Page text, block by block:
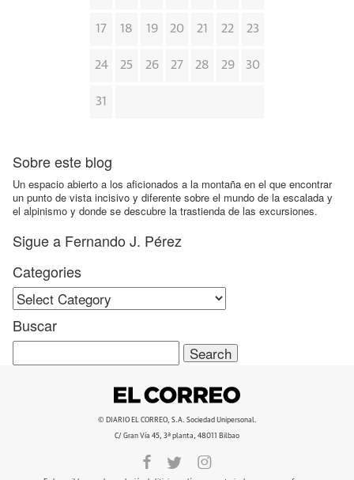
17 18 19 20 21 22 23
24 25 26 27 28 29 30
31
Sobre este blog
Un espacio abierto a los aficionados a la montaña en el que encontrar
un punto de vista incisivo y diferente sobre el mundo de la escalada y
el alpinismo y donde se descubre la trastienda de las excursiones.
Sigue a Fernando J. Pérez
Categories
Categories
Buscar
Search
for:
© DIARIO EL CORREO, S.A. Sociedad Unipersonal.
C/ Gran Vía 45, 3ª planta, 48011 Bilbao